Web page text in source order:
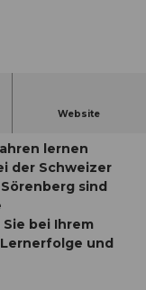
Website
und
lernen
der Schweizer
sind
bei Ihrem
und